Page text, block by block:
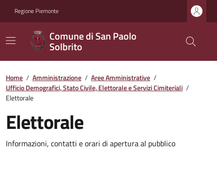
Regione Piemonte
Comune di San Paolo
Solbrito
Home / Amministrazione / Aree Amministrative /
Ufficio Demografici, Stato Civile, Elettorale e Servizi Cimiteriali /
Elettorale
Elettorale
Informazioni, contatti e orari di apertura al pubblico